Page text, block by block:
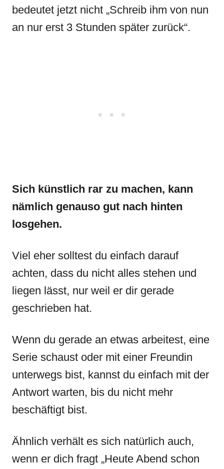
bedeutet jetzt nicht „Schreib ihm von nun
an nur erst 3 Stunden später zurück“.
Sich künstlich rar zu machen, kann
nämlich genauso gut nach hinten
losgehen.
Viel eher solltest du einfach darauf
achten, dass du nicht alles stehen und
liegen lässt, nur weil er dir gerade
geschrieben hat.
Wenn du gerade an etwas arbeitest, eine
Serie schaust oder mit einer Freundin
unterwegs bist, kannst du einfach mit der
Antwort warten, bis du nicht mehr
beschäftigt bist.
Ähnlich verhält es sich natürlich auch,
wenn er dich fragt „Heute Abend schon